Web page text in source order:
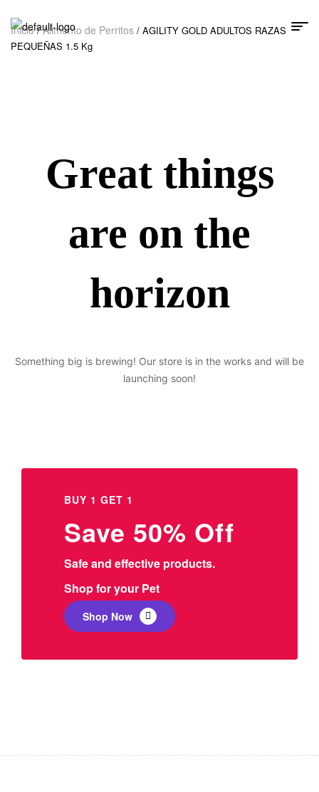
Inicio/Alimento de Perritos / AGILITY GOLD ADULTOS RAZAS
PEQUEÑAS 1.5 Kg
Great things
are on the
horizon
Something big is brewing! Our store is in the works and will be
launching soon!
BUY 1 GET 1
Save 50% Off
Safe and effective products.
Shop for your Pet
Shop Now